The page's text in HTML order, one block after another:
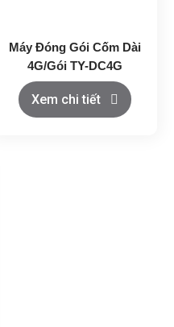
Máy Đóng Gói Cốm Dài
4G/Gói TY-DC4G
Xem chi tiết